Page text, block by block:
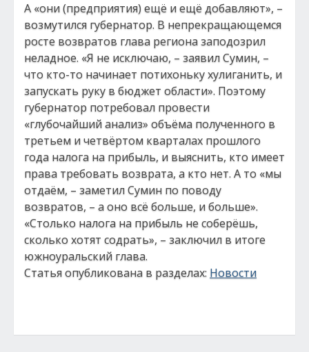
А «они (предприятия) ещё и ещё добавляют», –
возмутился губернатор. В непрекращающемся
росте возвратов глава региона заподозрил
неладное. «Я не исключаю, – заявил Сумин, –
что кто-то начинает потихоньку хулиганить, и
запускать руку в бюджет области». Поэтому
губернатор потребовал провести
«глубочайший анализ» объёма полученного в
третьем и четвёртом кварталах прошлого
года налога на прибыль, и выяснить, кто имеет
права требовать возврата, а кто нет. А то «мы
отдаём, – заметил Сумин по поводу
возвратов, – а оно всё больше, и больше».
«Столько налога на прибыль не соберёшь,
сколько хотят содрать», – заключил в итоге
южноуральский глава.
Статья опубликована в разделах: Новости